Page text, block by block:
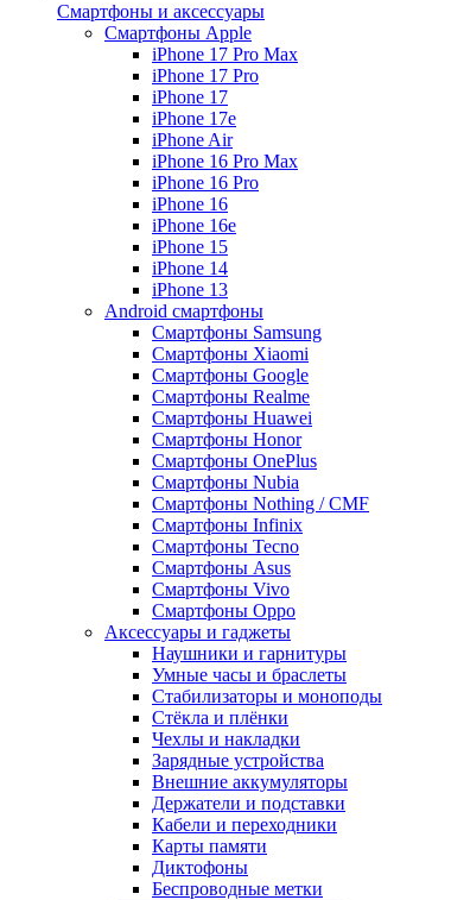
Смартфоны и аксессуары
Смартфоны Apple
iPhone 17 Pro Max
iPhone 17 Pro
iPhone 17
iPhone 17e
iPhone Air
iPhone 16 Pro Max
iPhone 16 Pro
iPhone 16
iPhone 16e
iPhone 15
iPhone 14
iPhone 13
Android cмартфоны
Смартфоны Samsung
Смартфоны Xiaomi
Смартфоны Google
Смартфоны Realme
Смартфоны Huawei
Смартфоны Honor
Смартфоны OnePlus
Смартфоны Nubia
Смартфоны Nothing / CMF
Смартфоны Infinix
Смартфоны Tecno
Смартфоны Asus
Смартфоны Vivo
Смартфоны Oppo
Аксессуары и гаджеты
Наушники и гарнитуры
Умные часы и браслеты
Стабилизаторы и моноподы
Стёкла и плёнки
Чехлы и накладки
Зарядные устройства
Внешние аккумуляторы
Держатели и подставки
Кабели и переходники
Карты памяти
Диктофоны
Беспроводные метки